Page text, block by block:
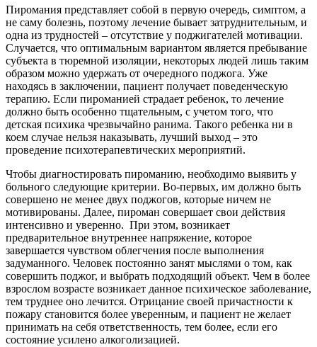
Пиромания представляет собой в первую очередь, симптом, а
не саму болезнь, поэтому лечение бывает затруднительным, и
одна из трудностей – отсутствие у поджигателей мотивации.
Случается, что оптимальным вариантом является пребывание
субъекта в тюремной изоляции, некоторых людей лишь таким
образом можно удержать от очередного поджога. Уже
находясь в заключении, пациент получает поведенческую
терапию. Если пироманией страдает ребенок, то лечение
должно быть особенно тщательным, с учетом того, что
детская психика чрезвычайно ранима. Такого ребенка ни в
коем случае нельзя наказывать, лучший выход – это
проведение психотерапевтических мероприятий.
Чтобы диагностировать пироманию, необходимо выявить у
больного следующие критерии. Во-первых, им должно быть
совершено не менее двух поджогов, которые ничем не
мотивированы. Далее, пироман совершает свои действия
интенсивно и уверенно. При этом, возникает
предварительное внутреннее напряжение, которое
завершается чувством облегчения после выполнения
задуманного. Человек постоянно занят мыслями о том, как
совершить поджог, и выбрать подходящий объект. Чем в более
взрослом возрасте возникает данное психическое заболевание,
тем труднее оно лечится. Отрицание своей причастности к
пожару становится более уверенным, и пациент не желает
принимать на себя ответственность, тем более, если его
состояние усилено алкоголизацией.